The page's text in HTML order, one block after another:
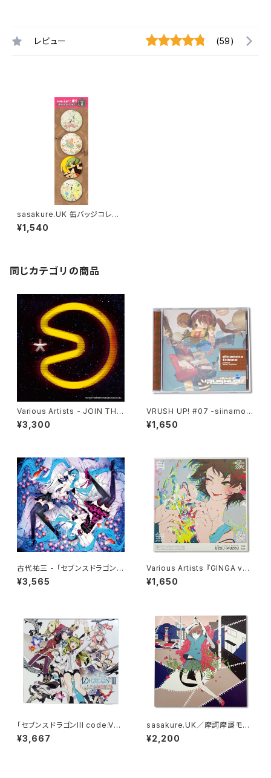
レビュー (59)
sasakure.UK 缶バッジコレク
ション Vol.2
¥1,540
同じカテゴリの商品
Various Artists - JOIN THE
PAC - PAC-MAN 40th ANNI
VERSARY ALBUM -
¥3,300
VRUSH UP! #07 -siinamota
Tribute-
¥1,650
古代祐三 - 「セブンスドラゴン２
０２０&２０２０-Ⅱ」 初音ミク・ア
レンジトラックス
¥3,565
Various Artists 『GINGA vs
U/M/A/A presents “有象無
象”』
¥1,650
「セブンスドラゴンIII code:VF
D」オリジナル・サウンドトラック
&ソングス
¥3,667
sasakure.UK／摩訶摩謌モノ
モノシー
¥2,200